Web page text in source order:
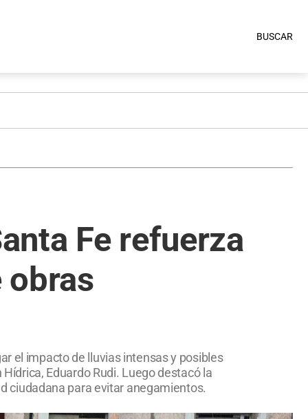
BUSCAR
Fe refuerza
obras
el impacto de lluvias intensas y posibles
Eduardo Rudi. Luego destacó la
ciudadana para evitar anegamientos.